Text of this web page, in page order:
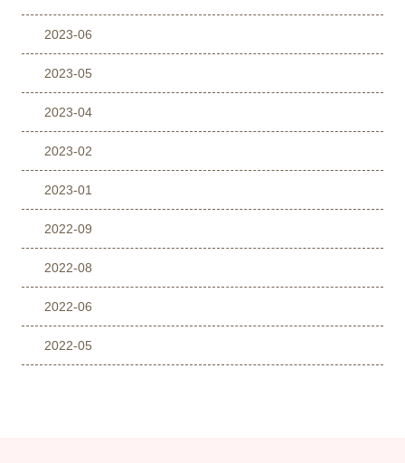
2023-06
2023-05
2023-04
2023-02
2023-01
2022-09
2022-08
2022-06
2022-05